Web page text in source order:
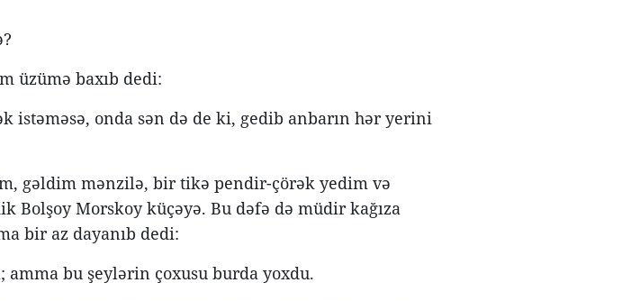
üzümə baxıb dedi:
istəməsə, onda sən də de ki, gedib anbarın hər yerini
gəldim mənzilə, bir tikə pendir-çörək yedim və
Bolşoy Morskoy küçəyə. Bu dəfə də müdir kağıza
bir az dayanıb dedi:
amma bu şeylərin çoxusu burda yoxdu.